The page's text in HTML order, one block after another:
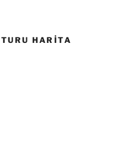
HARITA